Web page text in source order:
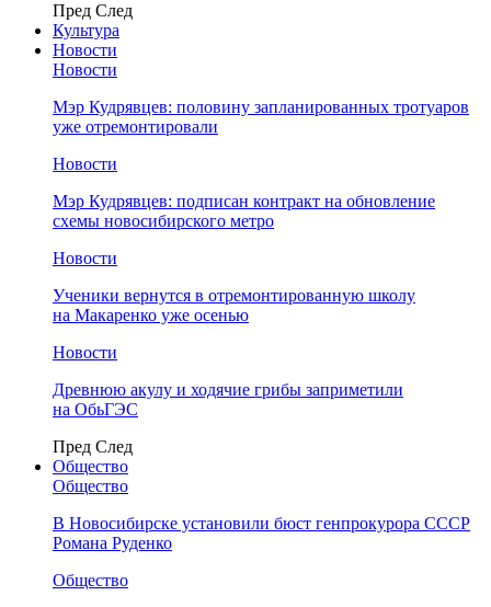
Пред След
Культура
Новости
Новости
Мэр Кудрявцев: половину запланированных тротуаров
уже отремонтировали
Новости
Мэр Кудрявцев: подписан контракт на обновление
схемы новосибирского метро
Новости
Ученики вернутся в отремонтированную школу
на Макаренко уже осенью
Новости
Древнюю акулу и ходячие грибы заприметили
на ОбьГЭС
Пред След
Общество
Общество
В Новосибирске установили бюст генпрокурора СССР
Романа Руденко
Общество